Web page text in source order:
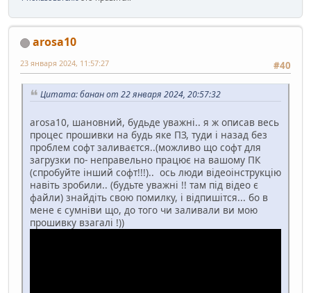
arosa10
#40
23 января 2024, 11:57:27
Цитата: банан от 22 января 2024, 20:57:32
arosa10, шановний, будьде уважні.. я ж описав весь
процес прошивки на будь яке ПЗ, туди і назад без
проблем софт заливаєтся..(можливо що софт для
загрузки по- неправельно працює на вашому ПК
(спробуйте інший софт!!!).. ось люди відеоінструкцію
навіть зробили.. (будьте уважні !! там під відео є
файли) знайдіть свою помилку, і відпишітся... бо в
мене є сумніви що, до того чи заливали ви мою
прошивку взагалі !))